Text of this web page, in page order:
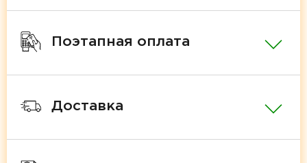
Поэтапная оплата
Доставка